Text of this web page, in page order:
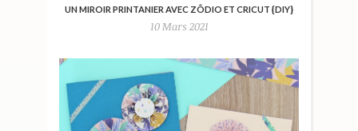
UN MIROIR PRINTANIER AVEC ZÔDIO ET CRICUT {DIY}
10 Mars 2021